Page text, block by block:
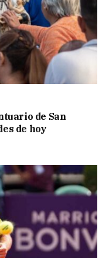
de San
de hoy